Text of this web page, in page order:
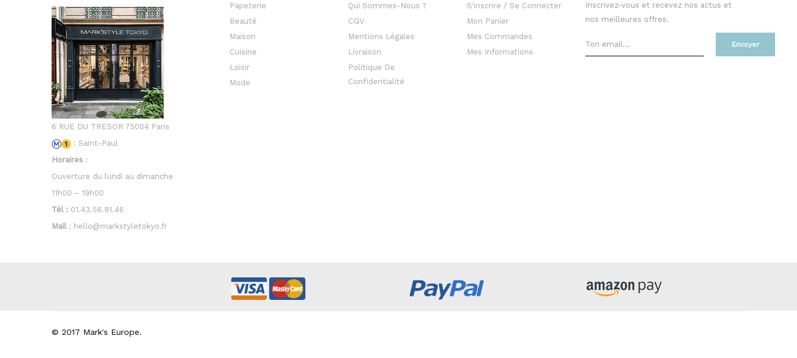
6 RUE DU TRESOR 75004 Paris
: Saint-Paul
Horaires :
Ouverture du lundi au dimanche
11h00 – 19h00
Tél : 01.43.56.81.46
Mail : hello@markstyletokyo.fr
Papeterie
Beauté
Maison
Cuisine
Loisir
Mode
Qui Sommes-Nous ?
CGV
Mentions Légales
Livraison
Politique De
Confidentialité
S'inscrire / Se Connecter
Mon Panier
Mes Commandes
Mes Informations
Inscrivez-vous et recevez nos actus et
nos meilleures offres.
Envoyer
© 2017 Mark's Europe.